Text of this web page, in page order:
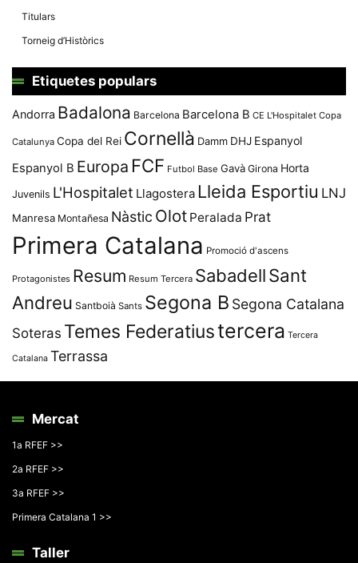
Titulars
Torneig d’Històrics
Etiquetes populars
Andorra Badalona Barcelona Barcelona B CE L'Hospitalet Copa
Catalunya Copa del Rei Cornellà Damm DHJ Espanyol
Espanyol B Europa FCF Futbol Base Gavà Girona Horta
Juvenils L'Hospitalet Llagostera Lleida Esportiu LNJ
Manresa Montañesa Nàstic Olot Peralada Prat
Primera Catalana Promoció d'ascens
Protagonistes Resum Resum Tercera SabadellSant
Andreu Santboià Sants Segona B Segona Catalana
Soteras Temes Federatiustercera Tercera
Catalana Terrassa
Mercat
1a RFEF >>
2a RFEF >>
3a RFEF >>
Primera Catalana 1 >>
Taller